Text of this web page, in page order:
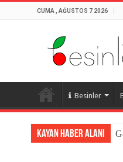
CUMA , AĞUSTOS 7 2026
Besinler
Kayan Haber Alanı